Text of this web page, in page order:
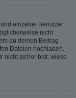
einzelne Benutzer
nicht
du deinen Beitrag
Dateien hochladen.
nicht sicher bist, wieso